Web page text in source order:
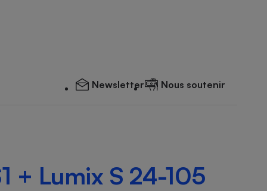
Newsletter Nous soutenir
+ Lumix S 24-105